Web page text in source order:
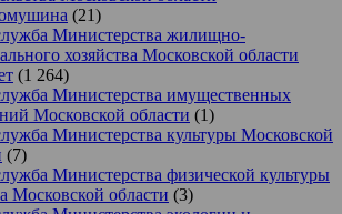
(21)
Министерства жилищно-
хозяйства Московской области
(1 264)
Министерства имущественных
Московской области (1)
Министерства культуры Московской
(7)
Министерства физической культуры
Московской области (3)